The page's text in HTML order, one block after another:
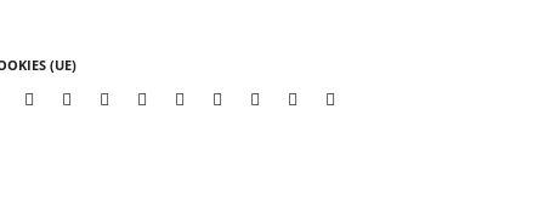
(UE)